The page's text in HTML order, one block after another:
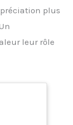
plus
leur rôle